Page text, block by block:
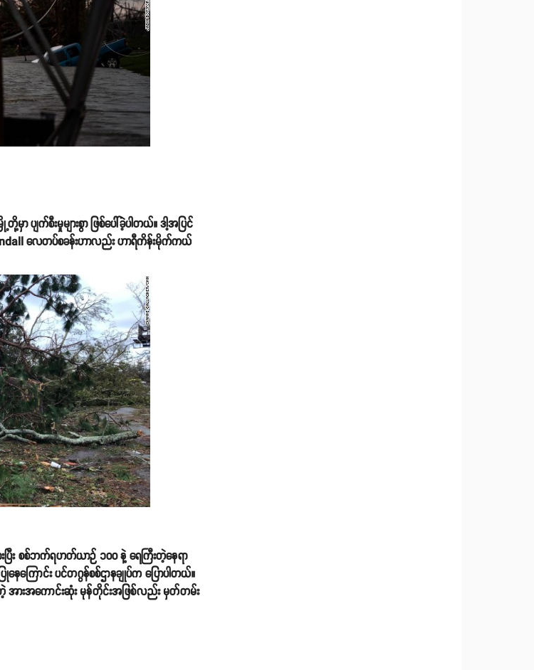
ပျက်စီးမှုများစွာ ဖြစ်ပေါ်ခဲ့ပါတယ်။ ဒါ့အပြင်
လေတပ်စခန်းဟာလည်း ဟာရီကိန်းမိုက်ကယ်
စစ်ဘက်ရဟတ်ယာဉ် ၁၀၀ နဲ့ ရေကြီးတဲ့နေရာ
ကြောင်း ပင်တဂွန်စစ်ဌာနချုပ်က ပြောပါတယ်။
ားအကောင်းဆုံး မုန်တိုင်းအဖြစ်လည်း မှတ်တမ်း